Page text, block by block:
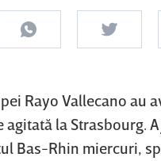
Rayo Vallecano au
agitată la Strasbourg.
Bas-Rhin miercuri,